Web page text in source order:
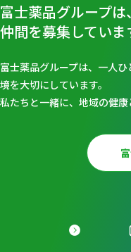
富士薬品グループ
仲間を募集していま
富士薬品グループは、一人
境を大切にしています。
私たちと一緒に、地域の健康